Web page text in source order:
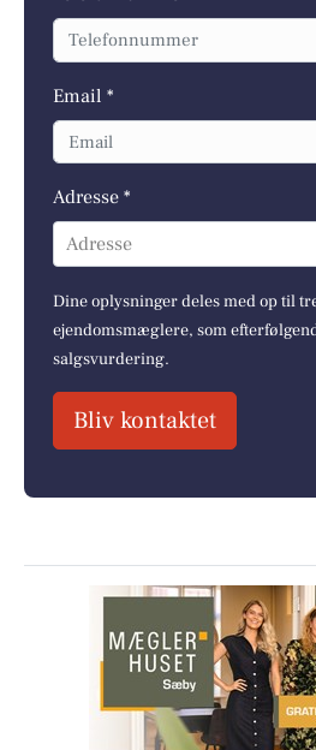
Email *
Adresse *
Adresse
Dine oplysninger deles med op til
ejendomsmæglere, som
salgsvurdering.
Bliv kontaktet